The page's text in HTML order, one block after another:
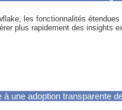
les fonctionnalités
plus rapidement des insights
une adoption transparente